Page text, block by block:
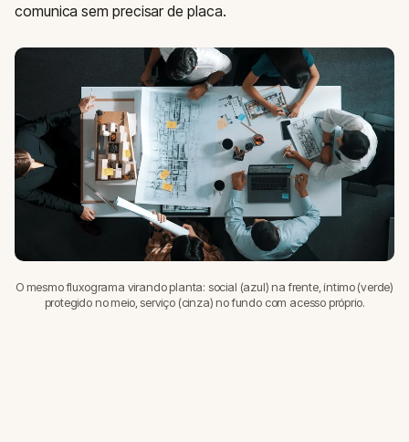
comunica sem precisar de placa.
O mesmo fluxograma virando planta: social (azul) na frente, íntimo (verde)
protegido no meio, serviço (cinza) no fundo com acesso próprio.